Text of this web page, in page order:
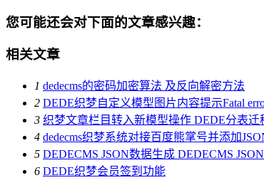
您可能还会对下面的文章感兴趣：
相关文章
1 dedecms的密码加密算法 及反向解密方法
2 DEDE织梦自定义模型图片内容提示Fatal
3 织梦文章栏目转入新模型操作 DEDE分表
4 dedecms织梦系统对接百度熊掌号并添加
5 DEDECMS JSON数据生成 DEDECMS
6 DEDE织梦会员签到功能